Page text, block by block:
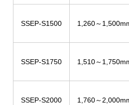
SSEP-S1500 1,260～
SSEP-S1750 1,510～
SSEP-S2000 1,760～